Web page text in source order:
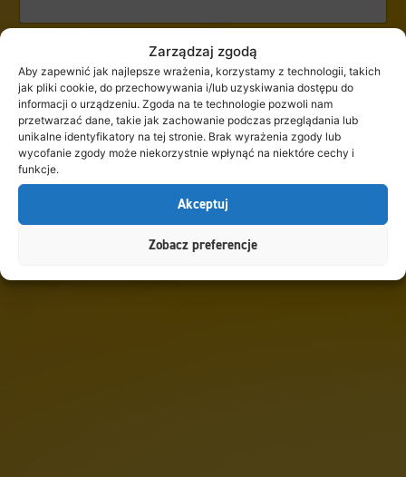
Zarządzaj zgodą
Aby zapewnić jak najlepsze wrażenia, korzystamy z technologii, takich
jak pliki cookie, do przechowywania i/lub uzyskiwania dostępu do
informacji o urządzeniu. Zgoda na te technologie pozwoli nam
przetwarzać dane, takie jak zachowanie podczas przeglądania lub
unikalne identyfikatory na tej stronie. Brak wyrażenia zgody lub
wycofanie zgody może niekorzystnie wpłynąć na niektóre cechy i
funkcje.
Akceptuj
Zobacz preferencje
ZAPISZ SIĘ